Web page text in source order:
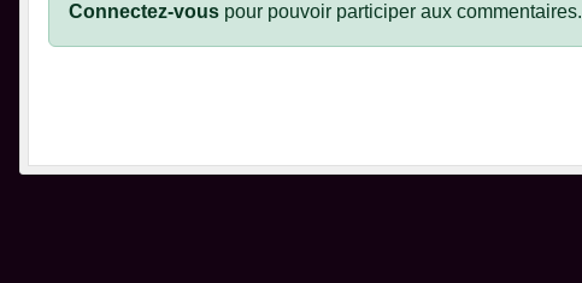
Connectez-vous pour pouvoir participer aux commentaires.